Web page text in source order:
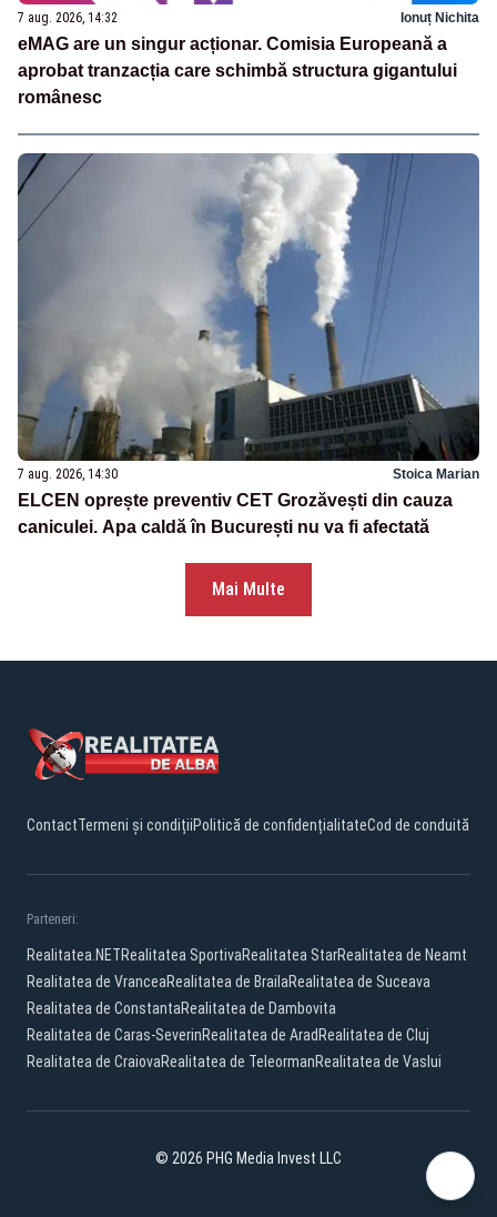
7 aug. 2026, 14:32 Ionuț Nichita
eMAG are un singur acționar. Comisia Europeană a
aprobat tranzacția care schimbă structura gigantului
românesc
7 aug. 2026, 14:30 Stoica Marian
ELCEN oprește preventiv CET Grozăvești din cauza
caniculei. Apa caldă în București nu va fi afectată
Mai Multe
ContactTermeni și condițiiPolitică de confidențialitateCod de conduită
Parteneri:
Realitatea.NETRealitatea SportivaRealitatea StarRealitatea de Neamt
Realitatea de VranceaRealitatea de BrailaRealitatea de Suceava
Realitatea de ConstantaRealitatea de Dambovita
Realitatea de Caras-SeverinRealitatea de Arad Realitatea de Cluj
Realitatea de CraiovaRealitatea de TeleormanRealitatea de Vaslui
© 2026 PHG Media Invest LLC